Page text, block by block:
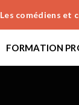
Les comédiens et
FORMATION